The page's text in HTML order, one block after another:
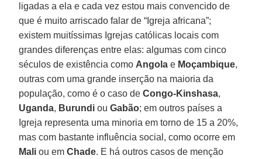
ligadas a ela e cada vez estou mais convencido de
que é muito arriscado falar de “Igreja africana”;
existem muitíssimas Igrejas católicas locais com
grandes diferenças entre elas: algumas com cinco
séculos de existência como Angola e Moçambique,
outras com uma grande inserção na maioria da
população, como é o caso deCongo-Kinshasa,
Uganda, Burundi ouGabão; em outros países a
Igreja representa uma minoria em torno de 15 a 20%,
mas com bastante influência social, como ocorre em
Mali ou emChade. E há outros casos de menção